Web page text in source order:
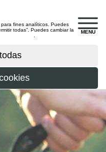
MENU
fines analíticos. Puedes
todas”. Puedes cambiar la